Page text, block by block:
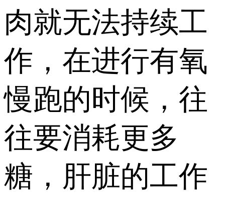
肉就无法持续工
作，在进行有氧
慢跑的时候，往
往要消耗更多
糖，肝脏的工作